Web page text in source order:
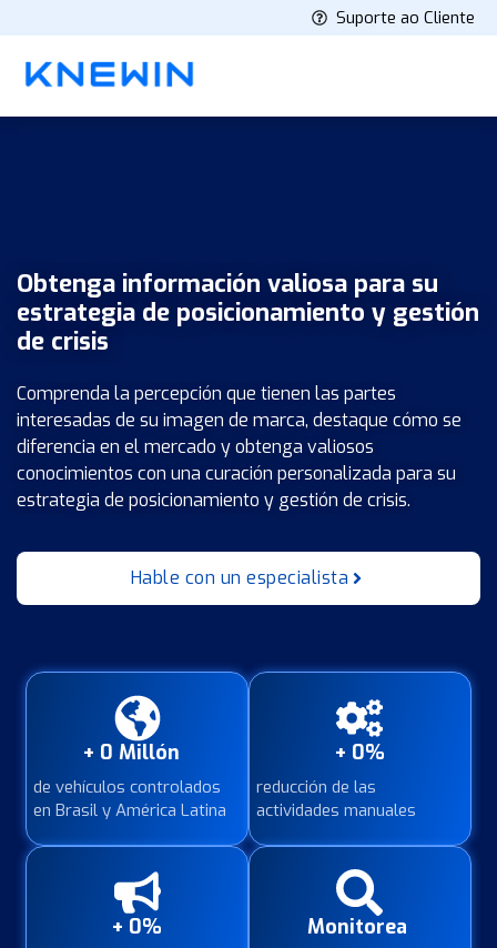
Suporte ao Cliente
Obtenga información valiosa para su
estrategia de posicionamiento y gestión
de crisis
Comprenda la percepción que tienen las partes
interesadas de su imagen de marca, destaque cómo se
diferencia en el mercado y obtenga valiosos
conocimientos con una curación personalizada para su
estrategia de posicionamiento y gestión de crisis.
Hable con un especialista
de vehículos controlados
en Brasil y América Latina
+ 0 Millón
reducción de las
actividades manuales
+ 0%
+ 0% Monitorea